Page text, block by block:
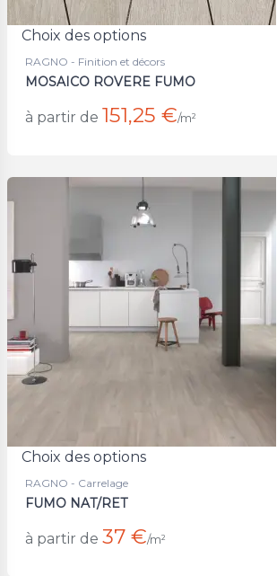
Choix des options
RAGNO - Finition et décors
MOSAICO ROVERE FUMO
à partir de 151,25 €/m²
Choix des options
RAGNO - Carrelage
FUMO NAT/RET
à partir de 37 €/m²